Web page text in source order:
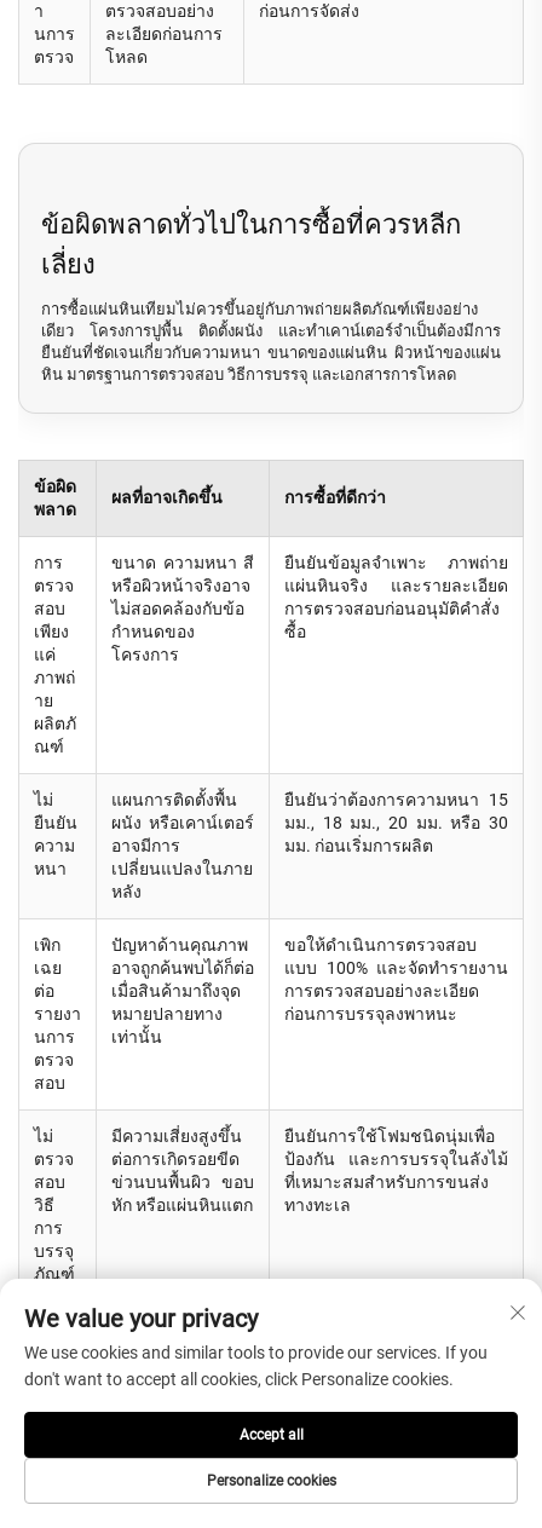
า
นการ
ตรวจ
ตรวจสอบอย่าง
ละเอียดก่อนการ
โหลด
ก่อนการจัดส่ง
ข้อผิดพลาดทั่วไปในการซื้อที่ควรหลีก
เลี่ยง
การซื้อแผ่นหินเทียมไม่ควรขึ้นอยู่กับภาพถ่ายผลิตภัณฑ์เพียงอย่าง
เดียว โครงการปูพื้น ติดตั้งผนัง และทำเคาน์เตอร์จำเป็นต้องมีการ
ยืนยันที่ชัดเจนเกี่ยวกับความหนา ขนาดของแผ่นหิน ผิวหน้าของแผ่น
หิน มาตรฐานการตรวจสอบ วิธีการบรรจุ และเอกสารการโหลด
ข้อผิด
พลาด
ผลที่อาจเกิดขึ้น การซื้อที่ดีกว่า
การ
ตรวจ
สอบ
เพียง
แค่
ภาพถ่
าย
ผลิตภั
ณฑ์
ขนาด ความหนา สี
หรือผิวหน้าจริงอาจ
ไม่สอดคล้องกับข้อ
กำหนดของ
โครงการ
ยืนยันข้อมูลจำเพาะ ภาพถ่าย
แผ่นหินจริง และรายละเอียด
การตรวจสอบก่อนอนุมัติคำสั่ง
ซื้อ
ไม่
ยืนยัน
ความ
หนา
แผนการติดตั้งพื้น
ผนัง หรือเคาน์เตอร์
อาจมีการ
เปลี่ยนแปลงในภาย
หลัง
ยืนยันว่าต้องการความหนา 15
มม., 18 มม., 20 มม. หรือ 30
มม. ก่อนเริ่มการผลิต
เพิก
เฉย
ต่อ
รายงา
นการ
ตรวจ
สอบ
ปัญหาด้านคุณภาพ
อาจถูกค้นพบได้ก็ต่อ
เมื่อสินค้ามาถึงจุด
หมายปลายทาง
เท่านั้น
ขอให้ดำเนินการตรวจสอบ
แบบ 100% และจัดทำรายงาน
การตรวจสอบอย่างละเอียด
ก่อนการบรรจุลงพาหนะ
ไม่
ตรวจ
สอบ
วิธี
การ
บรรจุ
ภัณฑ์
มีความเสี่ยงสูงขึ้น
ต่อการเกิดรอยขีด
ข่วนบนพื้นผิว ขอบ
หัก หรือแผ่นหินแตก
ยืนยันการใช้โฟมชนิดนุ่มเพื่อ
ป้องกัน และการบรรจุในลังไม้
ที่เหมาะสมสำหรับการขนส่ง
ทางทะเล
เปรียบ
เทียบ
เฉพา
เท่านั้
อาจส่งผลให้การ
ควบคุมคุณภาพต่ำ
ลง การให้บริการไม่
ประกัน บริการหลังการขาย
การตอบสนองของฝ่ายบริการ
We value your privacy
We use cookies and similar tools to provide our services. If you
don't want to accept all cookies, click Personalize cookies.
Personalize cookies
Accept all